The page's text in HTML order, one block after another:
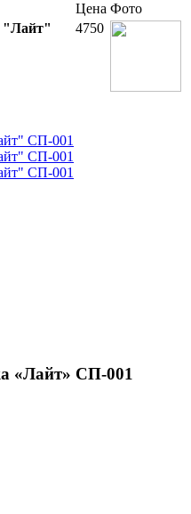
Цена Фото
"Лайт"
4750
«Лайт» СП-001